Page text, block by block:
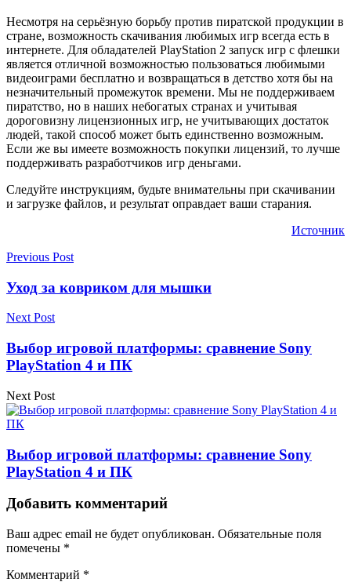
Несмотря на серьёзную борьбу против пиратской продукции в
стране, возможность скачивания любимых игр всегда есть в
интернете. Для обладателей PlayStation 2 запуск игр с флешки
является отличной возможностью пользоваться любимыми
видеоиграми бесплатно и возвращаться в детство хотя бы на
незначительный промежуток времени. Мы не поддерживаем
пиратство, но в наших небогатых странах и учитывая
дороговизну лицензионных игр, не учитывающих достаток
людей, такой способ может быть единственно возможным.
Если же вы имеете возможность покупки лицензий, то лучше
поддерживать разработчиков игр деньгами.
Следуйте инструкциям, будьте внимательны при скачивании
и загрузке файлов, и результат оправдает ваши старания.
Источник
Previous Post
Уход за ковриком для мышки
Next Post
Выбор игровой платформы: сравнение Sony
PlayStation 4 и ПК
Next Post
Выбор игровой платформы: сравнение Sony
PlayStation 4 и ПК
Добавить комментарий
Ваш адрес email не будет опубликован. Обязательные поля
помечены *
Комментарий *